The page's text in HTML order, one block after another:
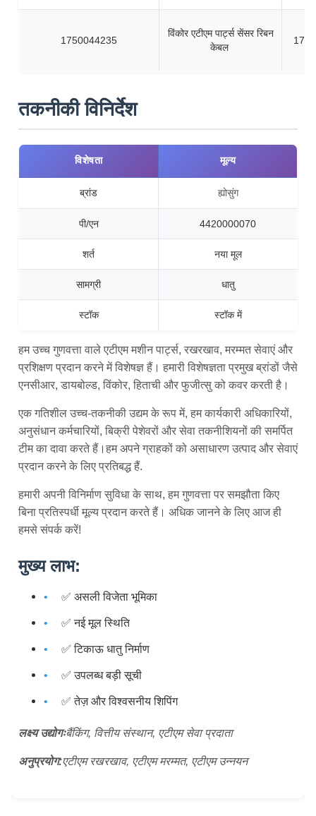
1750044235
विंकोर एटीएम पार्ट्स सेंसर रिबन
केबल
तकनीकी विनिर्देश
विशेषता मूल्य
ब्रांड ह्योसुंग
पी/एन 4420000070
शर्त नया मूल
सामग्री धातु
स्टॉक स्टॉक में
हम उच्च गुणवत्ता वाले एटीएम मशीन पार्ट्स, रखरखाव, मरम्मत सेवाएं और
प्रशिक्षण प्रदान करने में विशेषज्ञ हैं। हमारी विशेषज्ञता प्रमुख ब्रांडों जैसे
एनसीआर, डायबोल्ड, विंकोर, हिताची और फुजीत्सु को कवर करती है।
एक गतिशील उच्च-तकनीकी उद्यम के रूप में, हम कार्यकारी अधिकारियों,
अनुसंधान कर्मचारियों, बिक्री पेशेवरों और सेवा तकनीशियनों की समर्पित
टीम का दावा करते हैं।हम अपने ग्राहकों को असाधारण उत्पाद और सेवाएं
प्रदान करने के लिए प्रतिबद्ध हैं.
हमारी अपनी विनिर्माण सुविधा के साथ, हम गुणवत्ता पर समझौता किए
बिना प्रतिस्पर्धी मूल्य प्रदान करते हैं। अधिक जानने के लिए आज ही
हमसे संपर्क करें!
मुख्य लाभ:
✅ असली विजेता भूमिका
✅ नई मूल स्थिति
✅ टिकाऊ धातु निर्माण
✅ उपलब्ध बड़ी सूची
✅ तेज़ और विश्वसनीय शिपिंग
लक्ष्य उद्योगःबैंकिंग, वित्तीय संस्थान, एटीएम सेवा प्रदाता
अनुप्रयोग:एटीएम रखरखाव, एटीएम मरम्मत, एटीएम उन्नयन